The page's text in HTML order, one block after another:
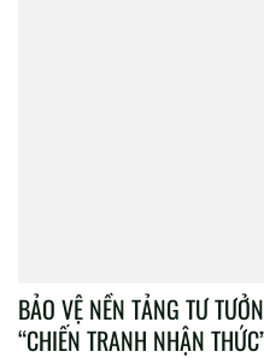
BẢO VỆ NỀN TẢNG TƯ
“CHIẾN TRANH NHẬN